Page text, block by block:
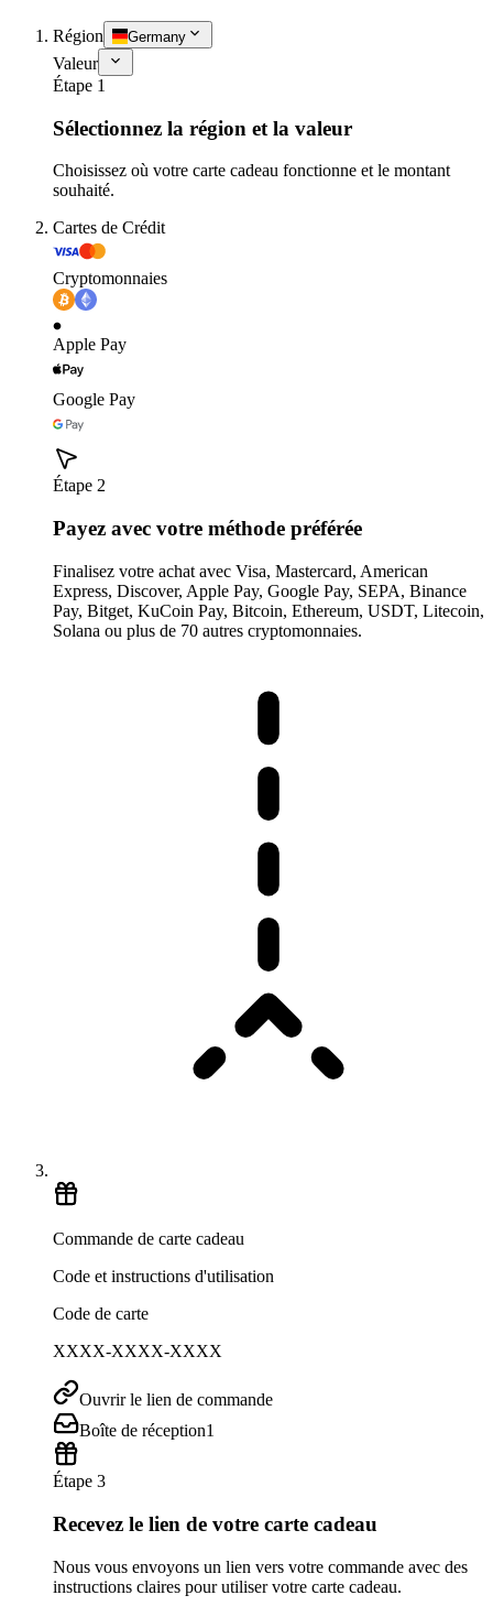
Région Germany
Valeur
Étape 1
Sélectionnez la région et la valeur
Choisissez où votre carte cadeau fonctionne et le montant
souhaité.
Cartes de Crédit
Cryptomonnaies
Apple Pay
Google Pay
Étape 2
Payez avec votre méthode préférée
Finalisez votre achat avec Visa, Mastercard, American
Express, Discover, Apple Pay, Google Pay, SEPA, Binance
Pay, Bitget, KuCoin Pay, Bitcoin, Ethereum, USDT, Litecoin,
Solana ou plus de 70 autres cryptomonnaies.
Commande de carte cadeau
Code et instructions d'utilisation
Code de carte
XXXX-XXXX-XXXX
Ouvrir le lien de commande
Boîte de réception1
Étape 3
Recevez le lien de votre carte cadeau
Nous vous envoyons un lien vers votre commande avec des
instructions claires pour utiliser votre carte cadeau.